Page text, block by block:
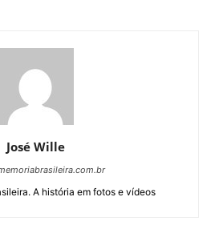
José Wille
A história em fotos e vídeos